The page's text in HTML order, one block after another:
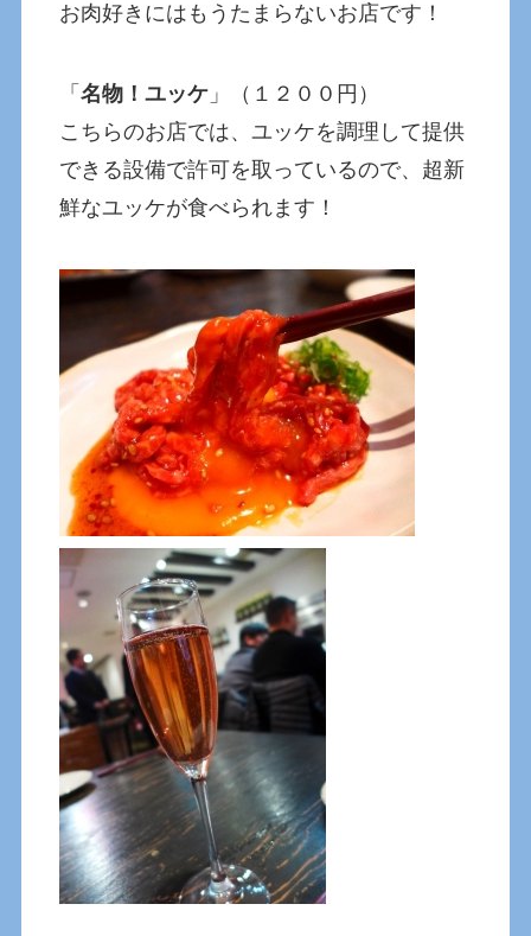
お肉好きにはもうたまらないお店です！
「名物！ユッケ 」（１２００円）
こちらのお店では、ユッケを調理して提供
できる設備で許可を取っているので、超新
鮮なユッケが食べられます！